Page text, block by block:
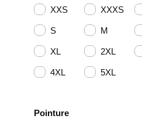
XXS XXXS
S M
XL 2XL
4XL 5XL
Pointure